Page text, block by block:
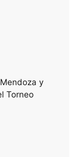
y
Torneo